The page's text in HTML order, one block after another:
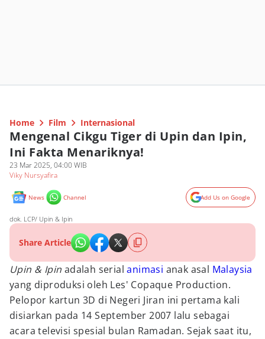
Home Film Internasional
Mengenal Cikgu Tiger di Upin dan Ipin,
Ini Fakta Menariknya!
23 Mar 2025, 04:00 WIB
Viky Nursyafira
News Channel Add Us on Google
dok. LCP/ Upin & Ipin
Share Article
Upin & Ipin adalah serialanimasi anak asal Malaysia
yang diproduksi oleh Les' Copaque Production.
Pelopor kartun 3D di Negeri Jiran ini pertama kali
disiarkan pada 14 September 2007 lalu sebagai
acara televisi spesial bulan Ramadan. Sejak saat itu,